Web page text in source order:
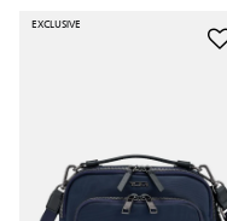
EXCLUSIVE